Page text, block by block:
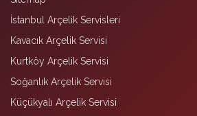
İstanbul Arçelik Servisleri
Kavacık Arçelik Servisi
Kurtköy Arçelik Servisi
Soğanlık Arçelik Servisi
Küçükyalı Arçelik Servisi